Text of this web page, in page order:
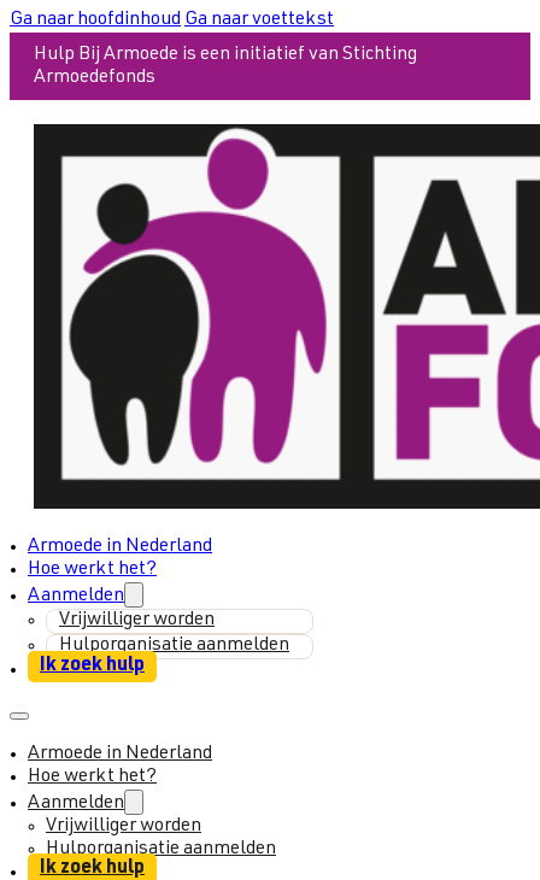
Ga naar hoofdinhoud Ga naar voettekst
Hulp Bij Armoede is een initiatief van Stichting
Armoedefonds
Armoede in Nederland
Hoe werkt het?
Aanmelden
Vrijwilliger worden
Hulporganisatie aanmelden
Ik zoek hulp
Armoede in Nederland
Hoe werkt het?
Aanmelden
Vrijwilliger worden
Hulporganisatie aanmelden
Ik zoek hulp